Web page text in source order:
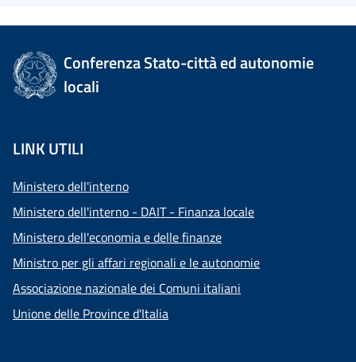
Conferenza Stato-città ed autonomie
locali
LINK UTILI
Ministero dell'interno
Ministero dell'interno - DAIT - Finanza locale
Ministero dell'economia e delle finanze
Ministro per gli affari regionali e le autonomie
Associazione nazionale dei Comuni italiani
Unione delle Province d'Italia